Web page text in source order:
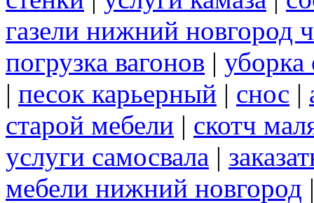
газели нижний новгород
погрузка вагонов | уборка
| песок карьерный | снос |
старой мебели | скотч
услуги самосвала |
мебели нижний новгород